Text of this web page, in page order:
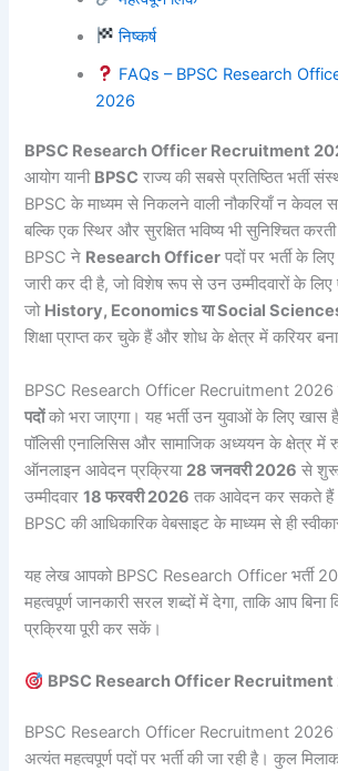
निष्कर्ष
FAQs – BPSC Research
2026
BPSC Research Officer Recruitment
आयोग यानी BPSC राज्य की सबसे प्रतिष्ठित भर्ती
BPSC के माध्यम से निकलने वाली नौकरियाँ न केवल
बल्कि एक स्थिर और सुरक्षित भविष्य भी सुनिश्चित
BPSC ने Research Officer पदों पर भर्ती के
जारी कर दी है, जो विशेष रूप से उन उम्मीदवारों के
जो History, Economics या Social
शिक्षा प्राप्त कर चुके हैं और शोध के क्षेत्र में करियर
BPSC Research Officer Recruitment
पदोंको भरा जाएगा। यह भर्ती उन युवाओं के लिए खास
पॉलिसी एनालिसिस और सामाजिक अध्ययन के क्षेत्र में
ऑनलाइन आवेदन प्रक्रिया 28 जनवरी 2026 से शुरू
उम्मीदवार18 फरवरी 2026 तक आवेदन कर सकते
BPSC की आधिकारिक वेबसाइट के माध्यम से ही
यह लेख आपको BPSC Research Officer भर्ती
महत्वपूर्ण जानकारी सरल शब्दों में देगा, ताकि आप
प्रक्रिया पूरी कर सकें।
BPSC Research Officer Recruitment
BPSC Research Officer Recruitment 2026
अत्यंत महत्वपूर्ण पदों पर भर्ती की जा रही है। कुल